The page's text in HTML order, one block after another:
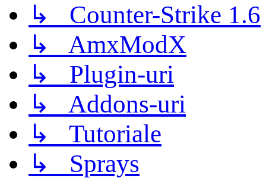
↳ Counter-Strike 1.6
↳ AmxModX
↳ Plugin-uri
↳ Addons-uri
↳ Tutoriale
↳ Sprays